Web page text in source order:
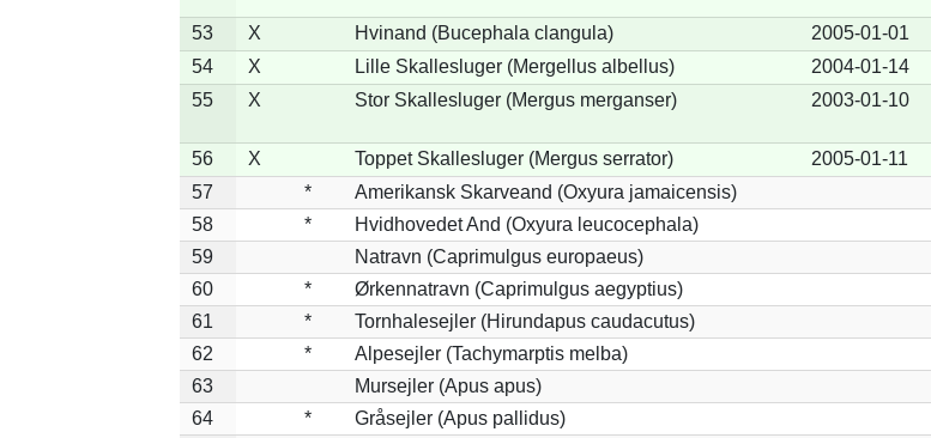
53
X Hvinand (Bucephala clangula) 2005-01-01
54
X Lille Skallesluger (Mergellus albellus) 2004-01-14
55
X Stor Skallesluger (Mergus merganser) 2003-01-10
56
X Toppet Skallesluger (Mergus serrator) 2005-01-11
57
*
Amerikansk Skarveand (Oxyura jamaicensis)
58
*
Hvidhovedet And (Oxyura leucocephala)
59
Natravn (Caprimulgus europaeus)
60
*
Ørkennatravn (Caprimulgus aegyptius)
61
*
Tornhalesejler (Hirundapus caudacutus)
62
*
Alpesejler (Tachymarptis melba)
63
Mursejler (Apus apus)
64
*
Gråsejler (Apus pallidus)